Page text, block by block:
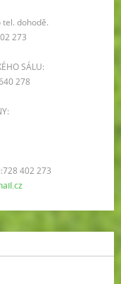
tel. dohodě.
273
SÁLU:
278
402 273